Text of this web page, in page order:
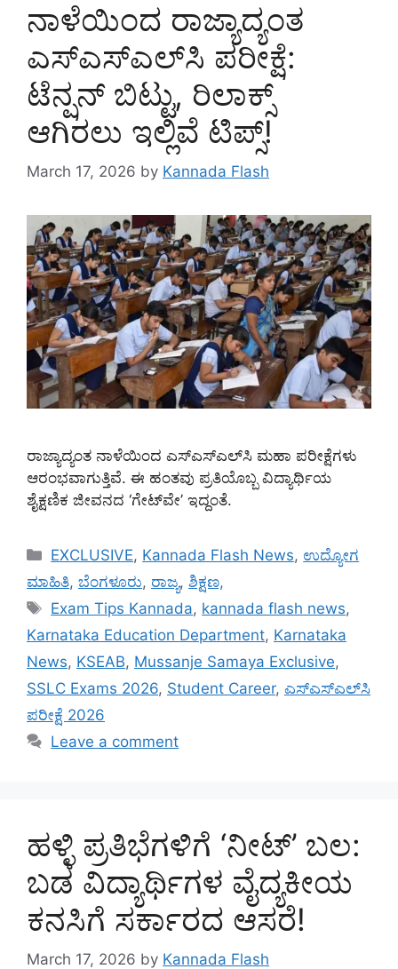
ನಾಳೆಯಿಂದ ರಾಜ್ಯಾದ್ಯಂತ
ಎಸ್‌ಎಸ್‌ಎಲ್‌ಸಿ ಪರೀಕ್ಷೆ:
ಟೆನ್ಷನ್ ಬಿಟ್ಟು, ರಿಲಾಕ್ಸ್
ಆಗಿರಲು ಇಲ್ಲಿವೆ ಟಿಪ್ಸ್‌!
March 17, 2026 by Kannada Flash
ರಾಜ್ಯಾದ್ಯಂತ ನಾಳೆಯಿಂದ ಎಸ್‌ಎಸ್‌ಎಲ್‌ಸಿ ಮಹಾ ಪರೀಕ್ಷೆಗಳು
ಆರಂಭವಾಗುತ್ತಿವೆ. ಈ ಹಂತವು ಪ್ರತಿಯೊಬ್ಬ ವಿದ್ಯಾರ್ಥಿಯ
ಶೈಕ್ಷಣಿಕ ಜೀವನದ ‘ಗೇಟ್‌ವೇ’ ಇದ್ದಂತೆ.
Categories
EXCLUSIVE, Kannada Flash News, ಉದ್ಯೋಗ
ಮಾಹಿತಿ, ಬೆಂಗಳೂರು, ರಾಜ್ಯ, ಶಿಕ್ಷಣ,
Tags
Exam Tips Kannada, kannada flash news,
Karnataka Education Department, Karnataka
News, KSEAB, Mussanje Samaya Exclusive,
SSLC Exams 2026, Student Career, ಎಸ್‌ಎಸ್‌ಎಲ್‌ಸಿ
ಪರೀಕ್ಷೆ 2026
Leave a comment
ಹಳ್ಳಿ ಪ್ರತಿಭೆಗಳಿಗೆ ‘ನೀಟ್’ ಬಲ:
ಬಡ ವಿದ್ಯಾರ್ಥಿಗಳ ವೈದ್ಯಕೀಯ
ಕನಸಿಗೆ ಸರ್ಕಾರದ ಆಸರೆ!
March 17, 2026 by Kannada Flash